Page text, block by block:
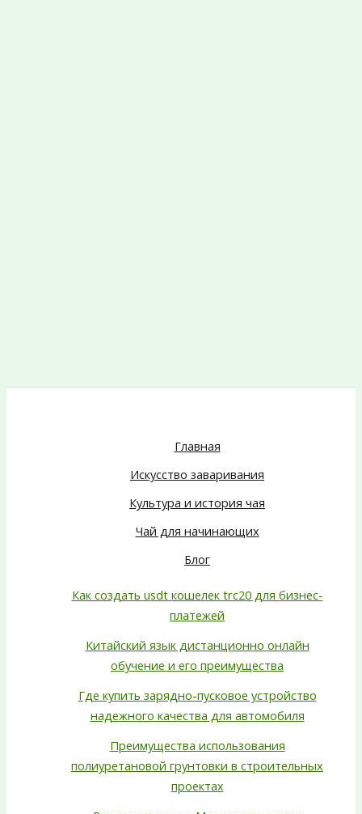
Главная
Искусство заваривания
Культура и история чая
Чай для начинающих
Блог
Как создать usdt кошелек trc20 для бизнес-
платежей
Китайский язык дистанционно онлайн
обучение и его преимущества
Где купить зарядно-пусковое устройство
надежного качества для автомобиля
Преимущества использования
полиуретановой грунтовки в строительных
проектах